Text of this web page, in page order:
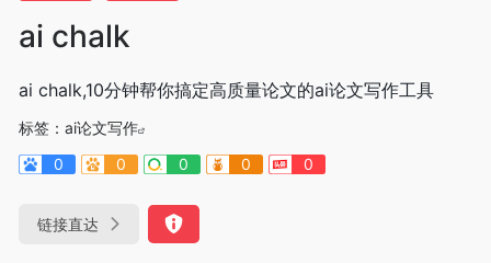
ai chalk
ai chalk,10分钟帮你搞定高质量论文的ai论文写作工具
标签： ai论文写作
0
0 0 0 0
链接直达